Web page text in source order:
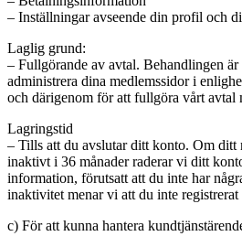
– Inställningar avseende din profil och
Laglig grund:
– Fullgörande av avtal. Behandlingen
administrera dina medlemssidor i
och därigenom för att fullgöra vårt avtal
Lagringstid
– Tills att du avslutar ditt konto. Om ditt
inaktivt i 36 månader raderar vi ditt
information, förutsatt att du inte har
inaktivitet menar vi att du inte registrerat
c) För att kunna hantera